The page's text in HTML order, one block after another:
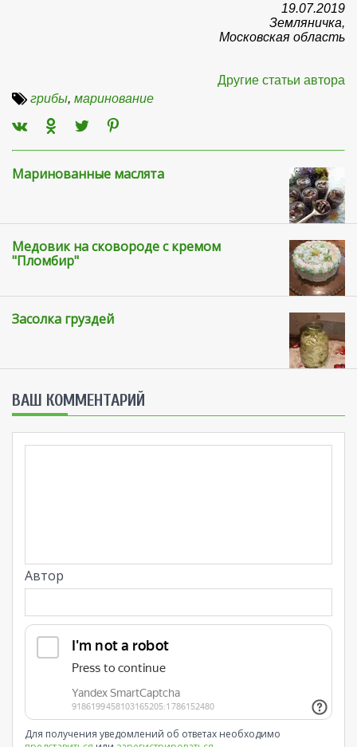
19.07.2019
Земляничка,
Московская область
Другие статьи автора
грибы, маринование
Маринованные маслята
Медовик на сковороде с кремом
"Пломбир"
Засолка груздей
ВАШ КОММЕНТАРИЙ
Автор
Для получения уведомлений об ответах необходимо